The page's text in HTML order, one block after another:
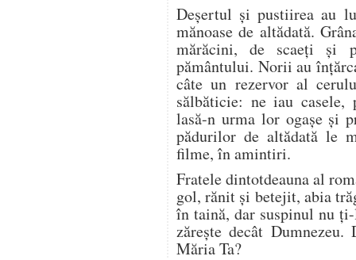
Deșertul și pustiirea au
mănoase de altădată.
mărăcini, de scaeți și
pământului. Norii au
câte un rezervor al
sălbăticie: ne iau
lasă-n urma lor ogașe și
pădurilor de altădată le
filme, în amintiri.
Fratele dintotdeauna al
gol, rănit și betejit, abia
în taină, dar suspinul nu
zărește decât
Măria Ta?